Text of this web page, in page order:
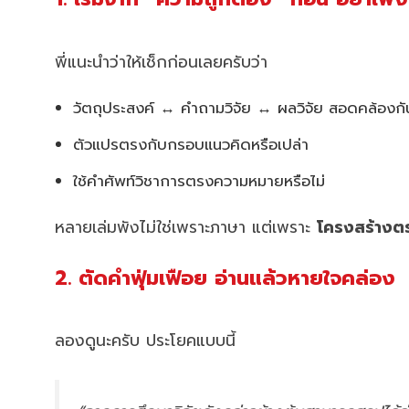
พี่แนะนำว่าให้เช็กก่อนเลยครับว่า
วัตถุประสงค์ ↔ คำถามวิจัย ↔ ผลวิจัย สอดคล้องกั
ตัวแปรตรงกับกรอบแนวคิดหรือเปล่า
ใช้คำศัพท์วิชาการตรงความหมายหรือไม่
หลายเล่มพังไม่ใช่เพราะภาษา แต่เพราะ โครงสร้าง
2. ตัดคำฟุ่มเฟือย อ่านแล้วหายใจคล่อง
ลองดูนะครับ ประโยคแบบนี้